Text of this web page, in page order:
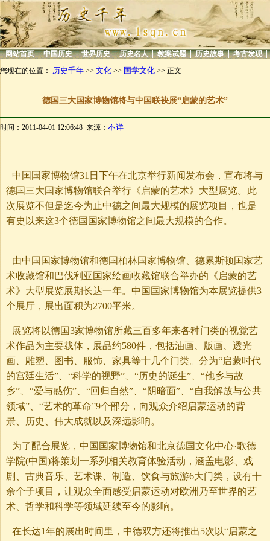
| 网站首页 | 中国历史 | 世界历史 | 历史名人 | 教案试题 | 历史故事 | 考古发现 |
您现在的位置： 历史千年 >> 文化 >> 国学文化 >> 正文
德国三大国家博物馆将与中国联袂展“启蒙的艺术”
时间：2011-04-01 12:06:48 来源： 不详
中国国家博物馆31日下午在北京举行新闻发布会，宣布将与
德国三大国家博物馆联合举行《启蒙的艺术》大型展览。此
次展览不但是迄今为止中德之间最大规模的展览项目，也是
有史以来这3个德国国家博物馆之间最大规模的合作。
由中国国家博物馆和德国柏林国家博物馆、德累斯顿国家艺
术收藏馆和巴伐利亚国家绘画收藏馆联合举办的《启蒙的艺
术》大型展览展期长达一年。中国国家博物馆为本展览提供3
个展厅，展出面积为2700平米。
展览将以德国3家博物馆所藏三百多年来各种门类的视觉艺
术作品为主要载体，展品约580件，包括油画、版画、透光
画、雕塑、图书、服饰、家具等十几个门类。分为“启蒙时代
的宫廷生活”、“科学的视野”、“历史的诞生”、“他乡与故
乡”、“爱与感伤”、“回归自然”、“阴暗面”、“自我解放与公共
领域”、“艺术的革命”9个部分，向观众介绍启蒙运动的背
景、历史、伟大成就以及深远影响。
为了配合展览，中国国家博物馆和北京德国文化中心·歌德
学院(中国)将策划一系列相关教育体验活动，涵盖电影、戏
剧、古典音乐、艺术课、制造、饮食与旅游6大门类，设有十
余个子项目，让观众全面感受启蒙运动对欧洲乃至世界的艺
术、哲学和科学等领域延续至今的影响。
在长达1年的展出时间里，中德双方还将推出5次以“启蒙之